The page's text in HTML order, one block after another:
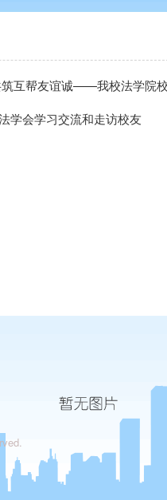
互帮友谊诚——我校法学院
学会学习交流和走访校友